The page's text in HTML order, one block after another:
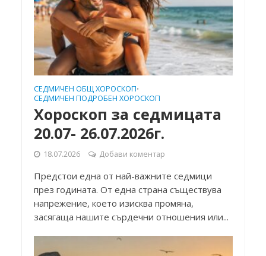
СЕДМИЧЕН ОБЩ ХОРОСКОП•
СЕДМИЧЕН ПОДРОБЕН ХОРОСКОП
Хороскоп за седмицата
20.07- 26.07.2026г.
18.07.2026 Добави коментар
Предстои една от най-важните седмици
през годината. От една страна съществува
напрежение, което изисква промяна,
засягаща нашите сърдечни отношения или...